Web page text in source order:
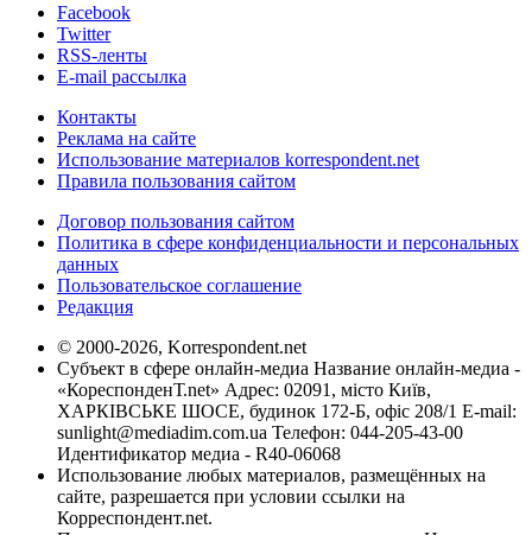
Facebook
Twitter
RSS-ленты
E-mail рассылка
Контакты
Реклама на сайте
Использование материалов korrespondent.net
Правила пользования сайтом
Договор пользования сайтом
Политика в сфере конфиденциальности и персональных
данных
Пользовательское соглашение
Редакция
© 2000-2026, Korrespondent.net
Субъект в сфере онлайн-медиа Название онлайн-медиа -
«КореспонденТ.net» Адрес: 02091, місто Київ,
ХАРКІВСЬКЕ ШОСЕ, будинок 172-Б, офіс 208/1 E-mail:
sunlight@mediadim.com.ua Телефон: 044-205-43-00
Идентификатор медиа - R40-06068
Использование любых материалов, размещённых на
сайте, разрешается при условии ссылки на
Корреспондент.net.